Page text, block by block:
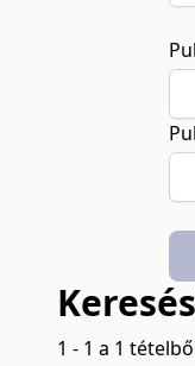
1 - 1 a 1